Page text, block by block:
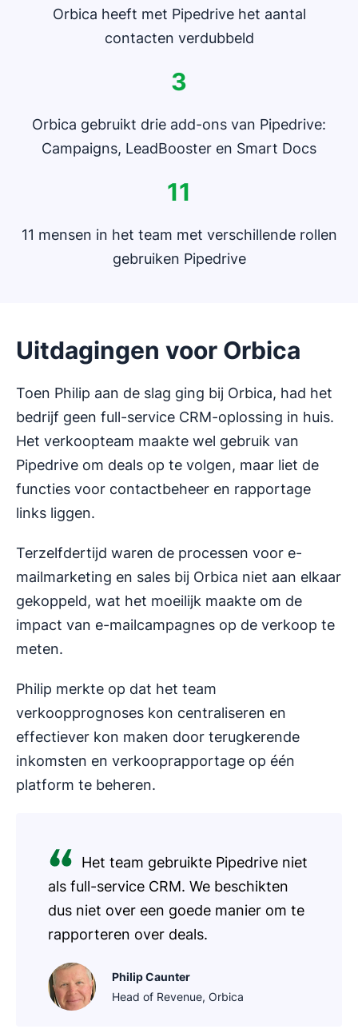
Orbica heeft met Pipedrive het aantal
contacten verdubbeld
3
Orbica gebruikt drie add-ons van Pipedrive:
Campaigns, LeadBooster en Smart Docs
11
11 mensen in het team met verschillende rollen
gebruiken Pipedrive
Uitdagingen voor Orbica
Toen Philip aan de slag ging bij Orbica, had het
bedrijf geen full-service CRM-oplossing in huis.
Het verkoopteam maakte wel gebruik van
Pipedrive om deals op te volgen, maar liet de
functies voor contactbeheer en rapportage
links liggen.
Terzelfdertijd waren de processen voor e-
mailmarketing en sales bij Orbica niet aan elkaar
gekoppeld, wat het moeilijk maakte om de
impact van e-mailcampagnes op de verkoop te
meten.
Philip merkte op dat het team
verkoopprognoses kon centraliseren en
effectiever kon maken door terugkerende
inkomsten en verkooprapportage op één
platform te beheren.
Het team gebruikte Pipedrive niet
als full-service CRM. We beschikten
dus niet over een goede manier om te
rapporteren over deals.
Philip Caunter
Head of Revenue, Orbica